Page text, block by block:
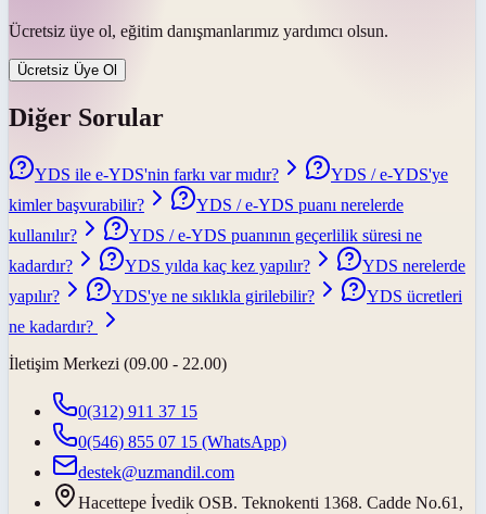
Ücretsiz üye ol, eğitim danışmanlarımız yardımcı olsun.
Ücretsiz Üye Ol
Diğer Sorular
YDS ile e-YDS'nin farkı var mıdır?
YDS / e-YDS'ye
kimler başvurabilir?
YDS / e-YDS puanı nerelerde
kullanılır?
YDS / e-YDS puanının geçerlilik süresi ne
kadardır?
YDS yılda kaç kez yapılır?
YDS nerelerde
yapılır?
YDS'ye ne sıklıkla girilebilir?
YDS ücretleri
ne kadardır?
İletişim Merkezi (09.00 - 22.00)
0(312) 911 37 15
0(546) 855 07 15 (WhatsApp)
destek@uzmandil.com
Hacettepe İvedik OSB. Teknokenti 1368. Cadde No.61,